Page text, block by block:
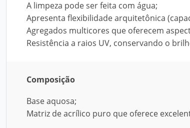
A limpeza pode ser feita com água;
Apresenta flexibilidade arquitetônica
Agregados multicores que oferecem
Resistência a raios UV, conservando o
Composição
Base aquosa;
Matriz de acrílico puro que oferece